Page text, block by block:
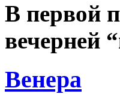
В первой
вечерней
Венера